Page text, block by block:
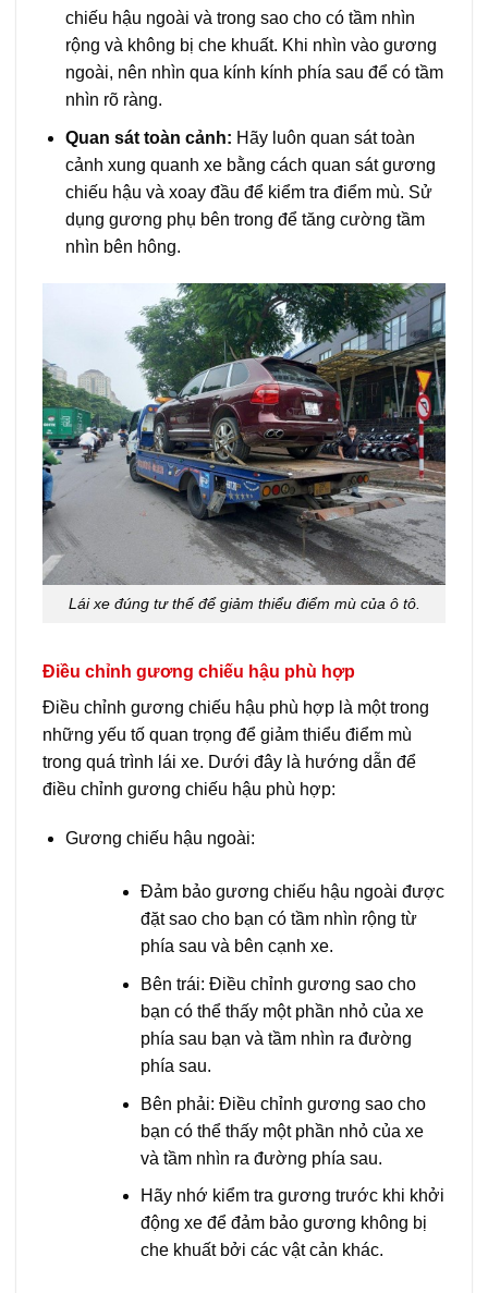
chiếu hậu ngoài và trong sao cho có tầm nhìn
rộng và không bị che khuất. Khi nhìn vào gương
ngoài, nên nhìn qua kính kính phía sau để có tầm
nhìn rõ ràng.
Quan sát toàn cảnh: Hãy luôn quan sát toàn
cảnh xung quanh xe bằng cách quan sát gương
chiếu hậu và xoay đầu để kiểm tra điểm mù. Sử
dụng gương phụ bên trong để tăng cường tầm
nhìn bên hông.
Lái xe đúng tư thế để giảm thiểu điểm mù của ô tô.
Điều chỉnh gương chiếu hậu phù hợp
Điều chỉnh gương chiếu hậu phù hợp là một trong
những yếu tố quan trọng để giảm thiểu điểm mù
trong quá trình lái xe. Dưới đây là hướng dẫn để
điều chỉnh gương chiếu hậu phù hợp:
Gương chiếu hậu ngoài:
Đảm bảo gương chiếu hậu ngoài được
đặt sao cho bạn có tầm nhìn rộng từ
phía sau và bên cạnh xe.
Bên trái: Điều chỉnh gương sao cho
bạn có thể thấy một phần nhỏ của xe
phía sau bạn và tầm nhìn ra đường
phía sau.
Bên phải: Điều chỉnh gương sao cho
bạn có thể thấy một phần nhỏ của xe
và tầm nhìn ra đường phía sau.
Hãy nhớ kiểm tra gương trước khi khởi
động xe để đảm bảo gương không bị
che khuất bởi các vật cản khác.